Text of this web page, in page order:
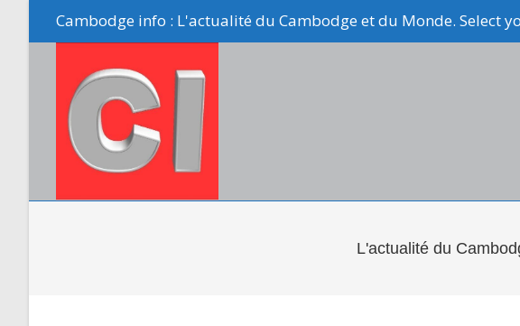
Cambodge info : L'actualité du Cambodge et du Monde. Select
L'actualité du